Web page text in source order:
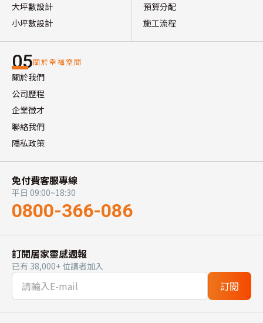
大坪數設計
小坪數設計
預算分配
施工流程
05關於幸福空間
關於我們
公司歷程
企業徵才
聯絡我們
隱私政策
免付費客服專線
平日 09:00~18:30
0800-366-086
訂閱居家靈感週報
已有 38,000+ 位讀者加入
訂閱